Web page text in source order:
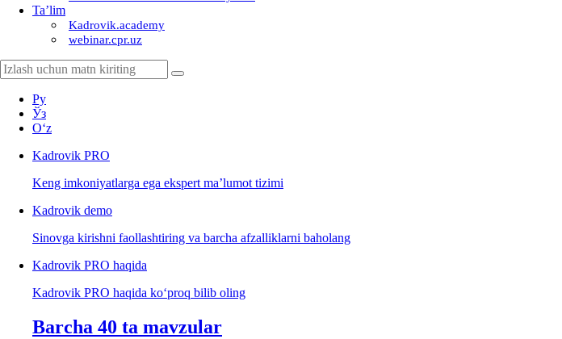
Ta’lim
Kadrovik.academy
webinar.cpr.uz
Ру
Ўз
Oʻz
Kadrovik PRO
Keng imkoniyatlarga ega ekspert ma’lumot tizimi
Kadrovik demo
Sinovga kirishni faollashtiring va barcha afzalliklarni baholang
Kadrovik PRO haqida
Kadrovik PRO haqida koʻproq bilib oling
Barcha 40 ta mavzular